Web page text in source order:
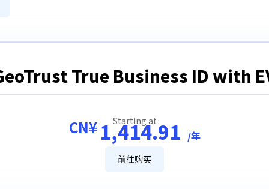
True Business ID with
Starting at
CN¥ 1,414.91 /年
前往购买